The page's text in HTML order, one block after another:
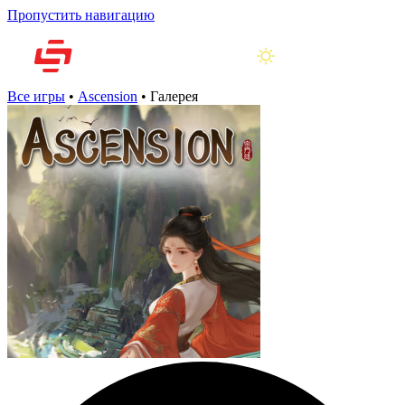
Пропустить навигацию
Все игры • Ascension • Галерея